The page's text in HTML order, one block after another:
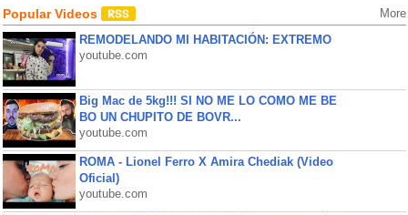
Popular Videos More
REMODELANDO MI HABITACIÓN: EXTREMO
youtube.com
Big Mac de 5kg!!! SI NO ME LO COMO ME BE
BO UN CHUPITO DE BOVR...
youtube.com
ROMA - Lionel Ferro X Amira Chediak (Video
Oficial)
youtube.com